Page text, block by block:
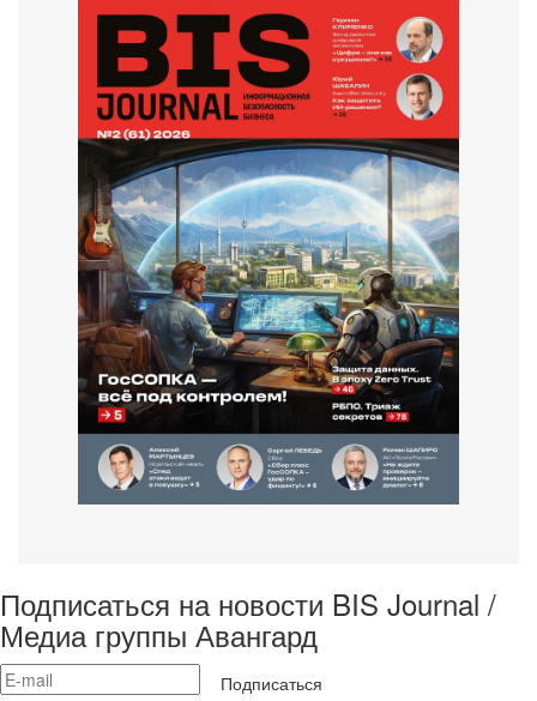
Подписаться на новости BIS Journal /
Медиа группы Авангард
Подписаться